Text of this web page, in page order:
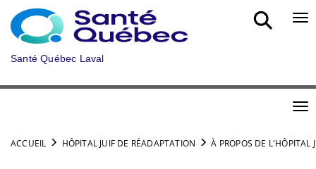
Aller au menu principal
Santé Québec Laval
ACCUEIL HÔPITAL JUIF DE RÉADAPTATION À PROPOS DE L'HÔPITAL